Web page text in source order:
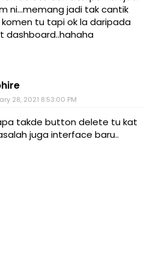
ni...memang jadi tak cantik
tu tapi ok la daripada
dashboard..hahaha
28, 2021 8:53:00 PM
takde button delete tu kat
juga interface baru..